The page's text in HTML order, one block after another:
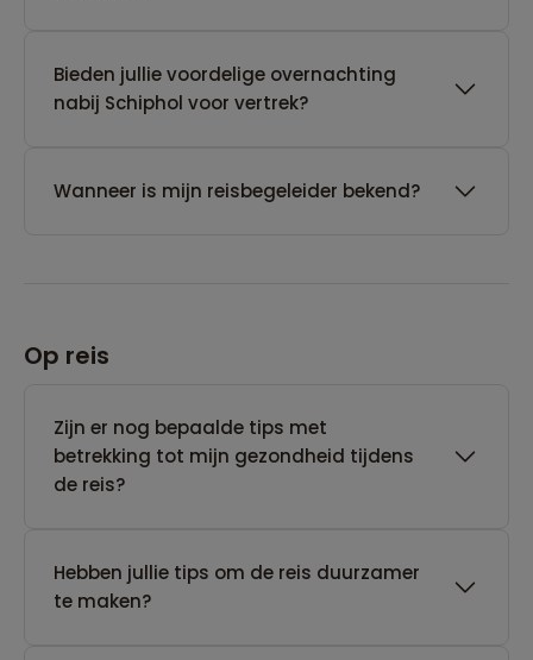
Bieden jullie voordelige overnachting
nabij Schiphol voor vertrek?
Wanneer is mijn reisbegeleider bekend?
Op reis
Zijn er nog bepaalde tips met
betrekking tot mijn gezondheid tijdens
de reis?
Hebben jullie tips om de reis duurzamer
te maken?